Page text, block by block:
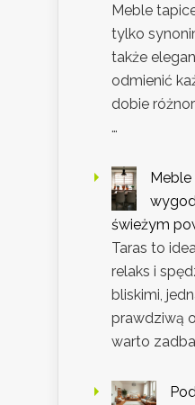
Meble
tylko
także
odmienić
dobie
…
Meble
świeżym
Taras to
relaks i
bliskimi,
prawdziwą
warto